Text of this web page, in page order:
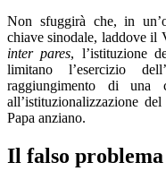
Non sfuggirà che, in
chiave sinodale, laddove il
inter pares, l’istituzione
limitano l’esercizio
raggiungimento di una
all’istituzionalizzazione
Papa anziano.
Il falso